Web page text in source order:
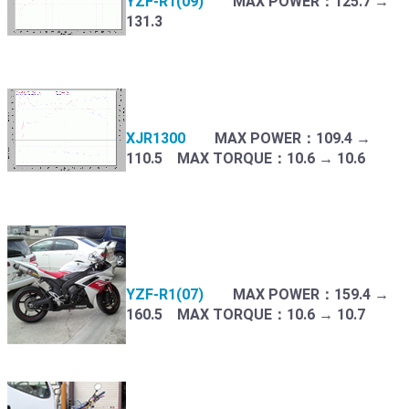
131.3
XJR1300 MAX POWER：109.4 →
110.5 MAX TORQUE：10.6 → 10.6
YZF-R1(07) MAX POWER：159.4 →
160.5 MAX TORQUE：10.6 → 10.7